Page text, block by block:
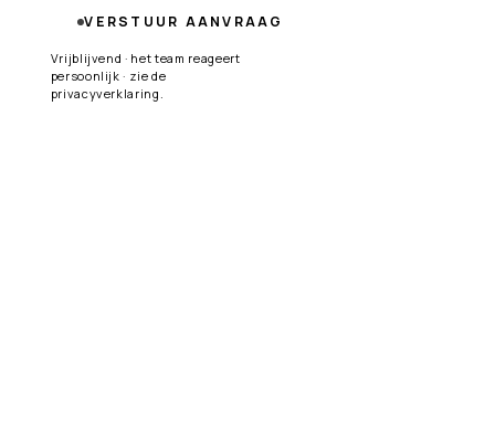
VERSTUUR AANVRAAG
Vrijblijvend · het team reageert
persoonlijk · zie de
privacyverklaring